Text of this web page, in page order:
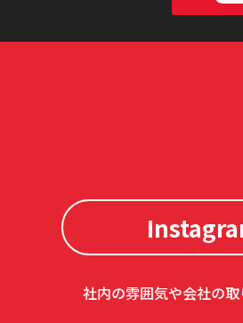
社内の雰囲気や会社の